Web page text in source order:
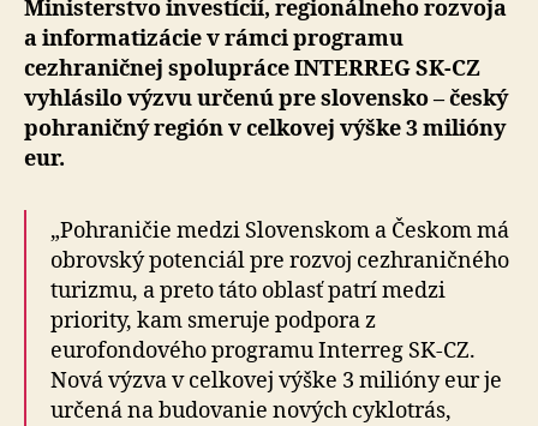
nám
záleží
Ministerstvo investícií, regionálneho rozvoja
a informatizácie v rámci programu
cezhraničnej spolupráce INTERREG SK-CZ
vyhlásilo výzvu určenú pre slovensko – český
pohraničný región v celkovej výške 3 milióny
eur.
„Pohraničie medzi Slovenskom a Českom má
obrovský potenciál pre rozvoj cezhraničného
turizmu, a preto táto oblasť patrí medzi
priority, kam smeruje podpora z
eurofondového programu Interreg SK-CZ.
Nová výzva v celkovej výške 3 milióny eur je
určená na budovanie nových cyklotrás,